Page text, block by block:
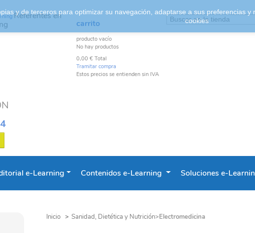
Referentes en
carrito
producto vacío
No hay productos
0,00 € Total
Tramitar compra
Estos precios se entienden sin IVA
e-Learning Contenidos e-Learning Soluciones e-
Inicio > Sanidad, Dietética y Nutrición>Electromedicina
y de terceros para optimizar su navegación, adaptarse a sus preferencias
cookies